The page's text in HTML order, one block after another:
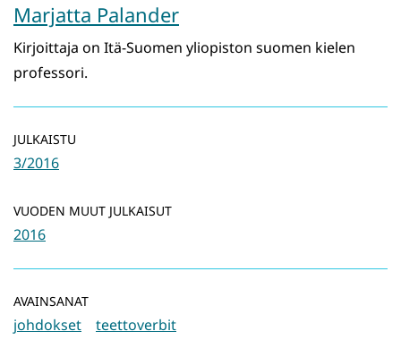
Marjatta Palander
Kirjoittaja on Itä-Suomen yliopiston suomen kielen
professori.
JULKAISTU
3/2016
VUODEN MUUT JULKAISUT
2016
AVAINSANAT
johdokset teettoverbit